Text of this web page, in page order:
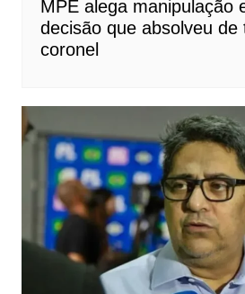
MPE alega manipulação
decisão que absolveu de
coronel